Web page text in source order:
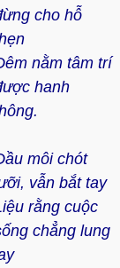
cho hỗ
nằm tâm trí
hanh
môi chót
vẫn bắt tay
rằng cuộc
chẳng lung